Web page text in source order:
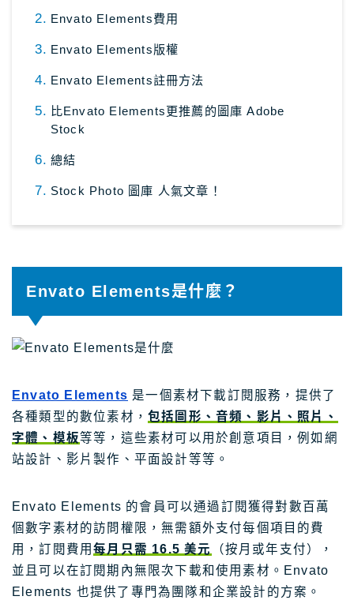
4大付費素材網站比較
Adobe Stock素材網站
illustAC日本插圖素材網站
21個免費素材網站
關於Masablog
與Masa聯絡
Envato Elements費用
Envato Elements版權
Envato Elements註冊方法
比Envato Elements更推薦的圖庫 Adobe
Stock
總結
Stock Photo 圖庫 人氣文章！
Envato Elements是什麼？
Envato Elements 是一個素材下載訂閱服務，提供了
各種類型的數位素材， 包括圖形、音頻、影片、照片、
字體、模板等等，這些素材可以用於創意項目，例如網
站設計、影片製作、平面設計等等。
Envato Elements 的會員可以通過訂閱獲得對數百萬
個數字素材的訪問權限，無需額外支付每個項目的費
用，訂閱費用每月只需​​ 16.5 美元
（按月或年支付），
並且可以在訂閱期內無限次下載和使用素材。Envato
Elements 也提供了專門為團隊和企業設計的方案。